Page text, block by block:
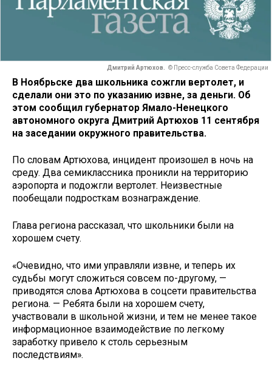
Дмитрий Артюхов. © Пресс-служба Совета Федерации
В Ноябрьске два школьника сожгли вертолет, и
сделали они это по указанию извне, за деньги. Об
этом сообщил губернатор Ямало-Ненецкого
автономного округа Дмитрий Артюхов 11 сентября
на заседании окружного правительства.
По словам Артюхова, инцидент произошел в ночь на
среду. Два семиклассника проникли на территорию
аэропорта и подожгли вертолет. Неизвестные
пообещали подросткам вознаграждение.
Глава региона рассказал, что школьники были на
хорошем счету.
«Очевидно, что ими управляли извне, и теперь их
судьбы могут сложиться совсем по-другому, —
приводятся слова Артюхова в соцсети правительства
региона. — Ребята были на хорошем счету,
участвовали в школьной жизни, и тем не менее такое
информационное взаимодействие по легкому
заработку привело к столь серьезным
последствиям».